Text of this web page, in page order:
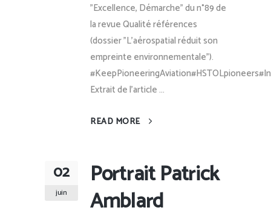
"Excellence, Démarche" du n°89 de
la revue Qualité références
(dossier "L'aérospatial réduit son
empreinte environnementale").
Extrait de l'article ...
READ MORE
02
juin
Portrait Patrick
Amblard